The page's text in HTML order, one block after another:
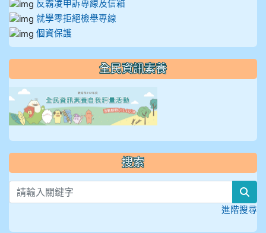
反霸凌申訴專線及信箱
就學零拒絕檢舉專線
個資保護
全民資訊素養
搜索
進階搜尋